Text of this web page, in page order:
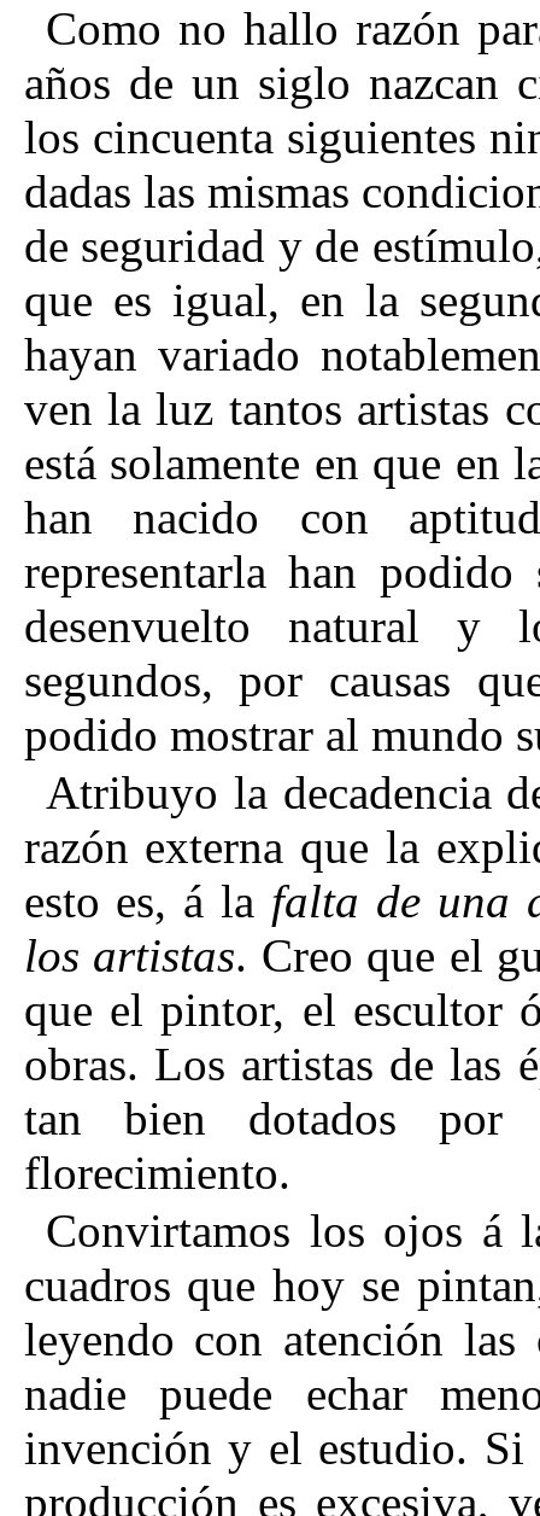
Como no hallo razón
años de un siglo nazcan
los cincuenta siguientes
dadas las mismas
de seguridad y de
que es igual, en la
hayan variado
ven la luz tantos artistas
está solamente en que en
han nacido con
representarla han
desenvuelto natural y
segundos, por causas
podido mostrar al mundo
Atribuyo la decadencia
razón externa que la
esto es, á la falta de una
los artistas. Creo que el
que el pintor, el escultor
obras. Los artistas de las
tan bien dotados por
florecimiento.
Convirtamos los ojos á
cuadros que hoy se
leyendo con atención las
nadie puede echar
invención y el estudio.
producción es excesiva,